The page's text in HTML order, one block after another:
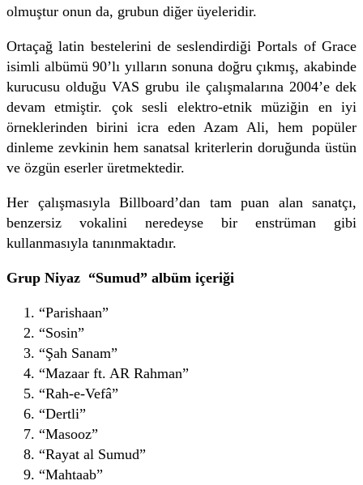
olmuştur onun da, grubun diğer üyeleridir.
Ortaçağ latin bestelerini de seslendirdiği Portals of Grace
isimli albümü 90’lı yılların sonuna doğru çıkmış, akabinde
kurucusu olduğu VAS grubu ile çalışmalarına 2004’e dek
devam etmiştir. çok sesli elektro-etnik müziğin en iyi
örneklerinden birini icra eden Azam Ali, hem popüler
dinleme zevkinin hem sanatsal kriterlerin doruğunda üstün
ve özgün eserler üretmektedir.
Her çalışmasıyla Billboard’dan tam puan alan sanatçı,
benzersiz vokalini neredeyse bir enstrüman gibi
kullanmasıyla tanınmaktadır.
Grup Niyaz “Sumud” albüm içeriği
“Parishaan”
“Sosin”
“Şah Sanam”
“Mazaar ft. AR Rahman”
“Rah-e-Vefâ”
“Dertli”
“Masooz”
“Rayat al Sumud”
“Mahtaab”